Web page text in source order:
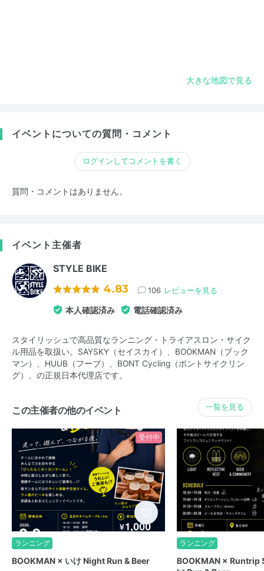
大きな地図で見る
イベントについての質問・コメント
ログインしてコメントを書く
質問・コメントはありません。
イベント主催者
STYLE BIKE
4.83 106 レビューを見る
本人確認済み 電話確認済み
スタイリッシュで高品質なランニング・トライアスロン・サイク
ル用品を取扱い。SAYSKY（セイスカイ）、BOOKMAN（ブック
マン）、HUUB（フーブ）、BONT Cycling（ボントサイクリン
グ）、の正規日本代理店です。
この主催者の他のイベント 一覧を見る
受付中
ランニング
BOOKMAN × いけ Night Run & Beer
ランニング
BOOKMAN × Runtrip